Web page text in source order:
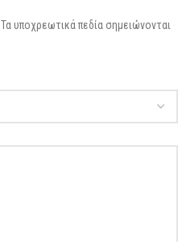
Τα υποχρεωτικά πεδία σημειώνονται